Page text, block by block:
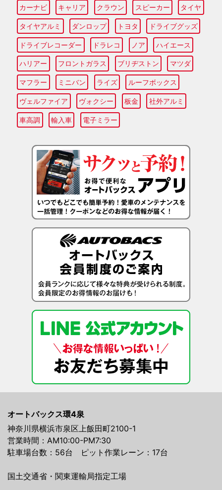
カーナビ キャリア クラウン スピーカー タイヤ
タイヤアルミ ダンロップ トヨタ ドライブグッズ
ドライブレコーダー ドラレコ ノア ハイエース
ハリアー フロントガラス ブリヂストン マツダ
マフラー ミニバン ライズ ルーフボックス
ヴェルファイア ヴォクシー 板金 社外アルミ
車高調 輸入車 電子ミラー
オートバックス環4泉
神奈川県横浜市泉区上飯田町2100-1
営業時間：AM10:00-PM7:30
駐車場台数：56台 ピット作業レーン：17台
国土交通省・関東運輸局指定工場